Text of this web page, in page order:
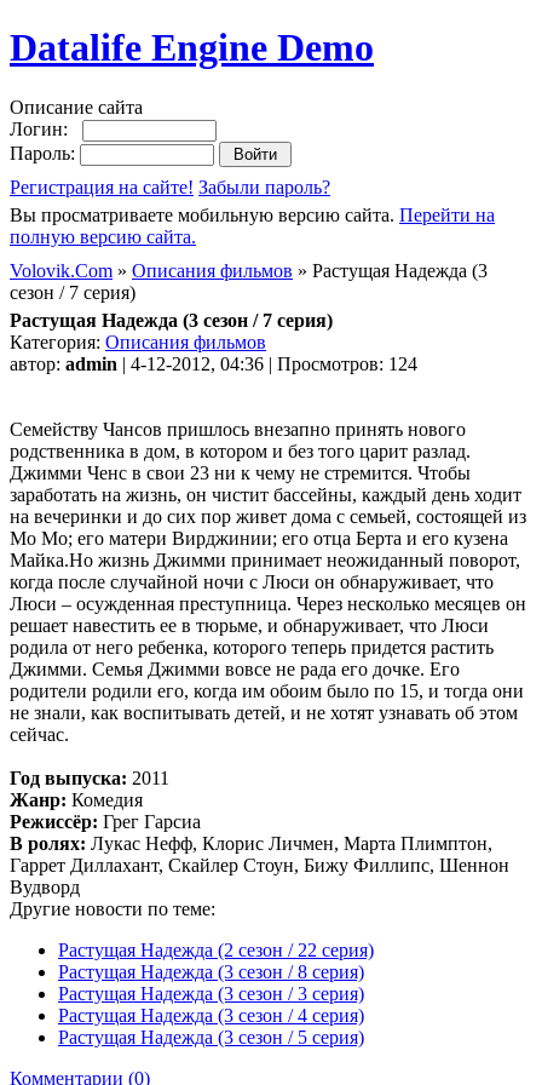
Datalife Engine Demo
Описание сайта
Логин:
Пароль:
Регистрация на сайте! Забыли пароль?
Вы просматриваете мобильную версию сайта. Перейти на
полную версию сайта.
Volovik.Com » Описания фильмов » Растущая Надежда (3
сезон / 7 серия)
Растущая Надежда (3 сезон / 7 серия)
Категория: Описания фильмов
автор: admin | 4-12-2012, 04:36 | Просмотров: 124
Семейству Чансов пришлось внезапно принять нового
родственника в дом, в котором и без того царит разлад.
Джимми Ченс в свои 23 ни к чему не стремится. Чтобы
заработать на жизнь, он чистит бассейны, каждый день ходит
на вечеринки и до сих пор живет дома с семьей, состоящей из
Мо Мо; его матери Вирджинии; его отца Берта и его кузена
Майка.Но жизнь Джимми принимает неожиданный поворот,
когда после случайной ночи с Люси он обнаруживает, что
Люси – осужденная преступница. Через несколько месяцев он
решает навестить ее в тюрьме, и обнаруживает, что Люси
родила от него ребенка, которого теперь придется растить
Джимми. Семья Джимми вовсе не рада его дочке. Его
родители родили его, когда им обоим было по 15, и тогда они
не знали, как воспитывать детей, и не хотят узнавать об этом
сейчас.
Год выпуска: 2011
Жанр: Комедия
Режиссёр: Грег Гарсиа
В ролях: Лукас Нефф, Клорис Личмен, Марта Плимптон,
Гаррет Диллахант, Скайлер Стоун, Бижу Филлипс, Шеннон
Вудворд
Другие новости по теме:
Растущая Надежда (2 сезон / 22 серия)
Растущая Надежда (3 сезон / 8 серия)
Растущая Надежда (3 сезон / 3 серия)
Растущая Надежда (3 сезон / 4 серия)
Растущая Надежда (3 сезон / 5 серия)
Комментарии (0)